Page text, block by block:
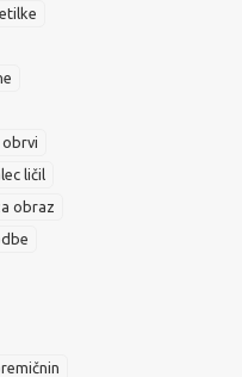
ličil
obraz